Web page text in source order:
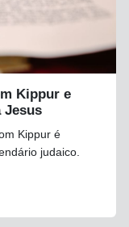
Kippur e
Jesus
Kippur é
judaico.